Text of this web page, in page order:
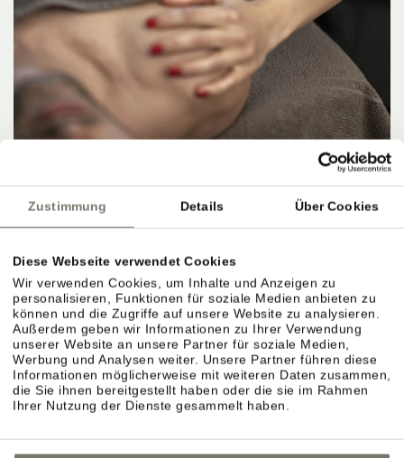
Zustimmung Details Über Cookies
Diese Webseite verwendet Cookies
Wir verwenden Cookies, um Inhalte und Anzeigen zu
personalisieren, Funktionen für soziale Medien anbieten zu
können und die Zugriffe auf unsere Website zu analysieren.
Außerdem geben wir Informationen zu Ihrer Verwendung
unserer Website an unsere Partner für soziale Medien,
Werbung und Analysen weiter. Unsere Partner führen diese
Informationen möglicherweise mit weiteren Daten zusammen,
die Sie ihnen bereitgestellt haben oder die sie im Rahmen
Ihrer Nutzung der Dienste gesammelt haben.
HERBSTANGEBOT 4=3
8. NOVEMBER 2026 – 15. NOVEMBER 2026
567,00 €
DETAILS